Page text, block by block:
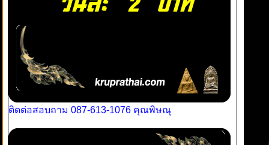
ติดต่อสอบถาม 087-613-1076 คุณพิษณุ